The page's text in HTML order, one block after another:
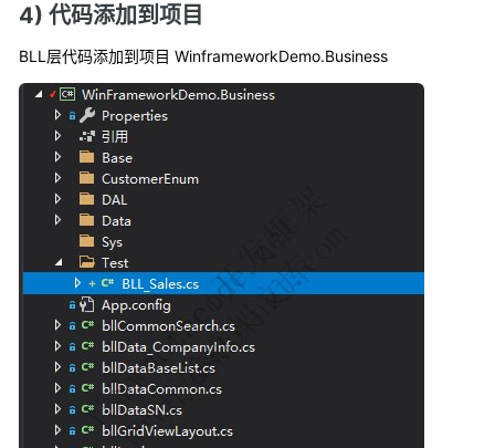
4) 代码添加到项目
BLL层代码添加到项目 WinframeworkDemo.Business